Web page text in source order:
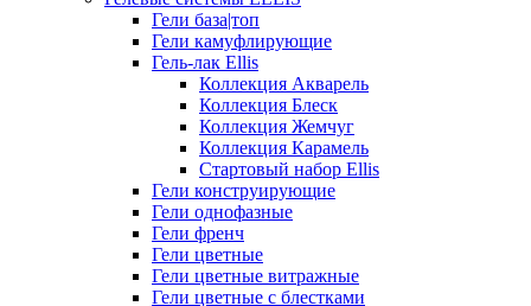
Гели база|топ
Гели камуфлирующие
Гель-лак Ellis
Коллекция Акварель
Коллекция Блеск
Коллекция Жемчуг
Коллекция Карамель
Стартовый набор Ellis
Гели конструирующие
Гели однофазные
Гели френч
Гели цветные
Гели цветные витражные
Гели цветные с блестками